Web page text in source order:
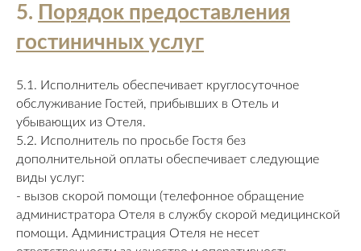
5. Порядок предоставления
гостиничных услуг
5.1. Исполнитель обеспечивает круглосуточное
обслуживание Гостей, прибывших в Отель и
убывающих из Отеля.
5.2. Исполнитель по просьбе Гостя без
дополнительной оплаты обеспечивает следующие
виды услуг:
- вызов скорой помощи (телефонное обращение
администратора Отеля в службу скорой медицинской
помощи. Администрация Отеля не несет